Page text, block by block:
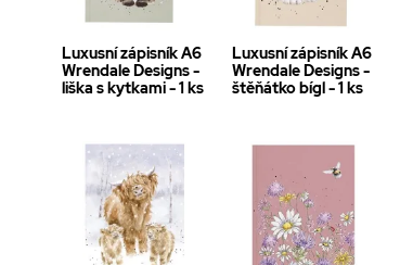
Luxusní zápisník A6
Wrendale Designs -
liška s kytkami - 1 ks
Luxusní zápisník A6
Wrendale Designs -
štěňátko bígl - 1 ks